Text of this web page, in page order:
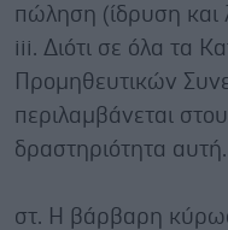
πώληση (ίδρυση και
iii. Διότι σε όλα τα
Προμηθευτικών
περιλαμβάνεται
δραστηριότητα αυτή.
στ. Η βάρβαρη